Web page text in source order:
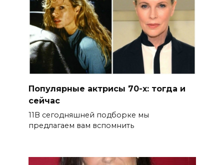
Популярные актрисы 70-х: тогда и
сейчас
11В сегодняшней подборке мы
предлагаем вам вспомнить